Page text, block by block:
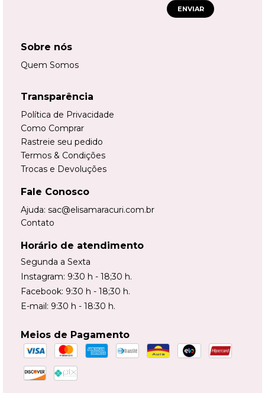
ENVIAR
Sobre nós
Quem Somos
Transparência
Política de Privacidade
Como Comprar
Rastreie seu pedido
Termos & Condições
Trocas e Devoluções
Fale Conosco
Ajuda: sac@elisamaracuri.com.br
Contato
Horário de atendimento
Segunda a Sexta
Instagram: 9:30 h - 18;30 h.
Facebook: 9:30 h - 18;30 h.
E-mail: 9:30 h - 18:30 h.
Meios de Pagamento